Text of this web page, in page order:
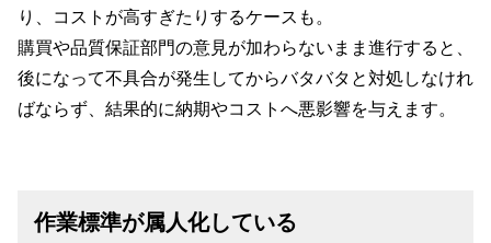
り、コストが高すぎたりするケースも。
購買や品質保証部門の意見が加わらないまま進行すると、
後になって不具合が発生してからバタバタと対処しなけれ
ばならず、結果的に納期やコストへ悪影響を与えます。
作業標準が属人化している